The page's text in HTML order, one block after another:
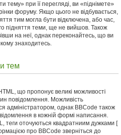
при її перегляді, ви «піднімете»
форуму. Якщо цього не відбувається,
тим могла бути відключена, або час,
підняття теми, ще не вийшов. Також
на неї, однак переконайтесь, що ви
знаходитесь.
тем
що пропонує великі можливості
повідомлення. Можливість
адміністратором, однак BBCode також
в кожній формі написання.
теги оточуються квадратниим дужками [
про BBCode зверніться до